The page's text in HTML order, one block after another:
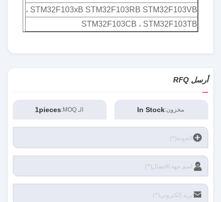
STM32F103xB STM32F103RB STM32F103VB ،
STM32F103CB ، STM32F103TB
أرسل RFQ
مخزون:In Stock الـ MOQ: 1pieces